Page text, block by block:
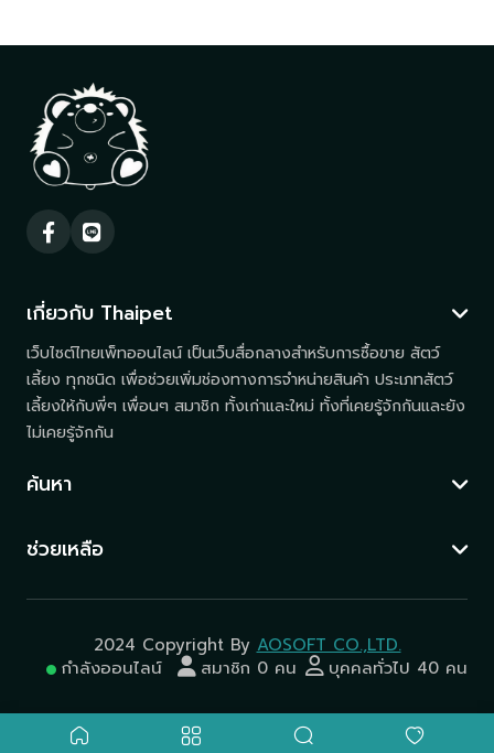
เกี่ยวกับ Thaipet
เว็บไซต์ไทยเพ็ทออนไลน์ เป็นเว็บสื่อกลางสำหรับการซื้อขาย สัตว์
เลี้ยง ทุกชนิด เพื่อช่วยเพิ่มช่องทางการจำหน่ายสินค้า ประเภทสัตว์
เลี้ยงให้กับพี่ๆ เพื่อนๆ สมาชิก ทั้งเก่าและใหม่ ทั้งที่เคยรู้จักกันและยัง
ไม่เคยรู้จักกัน
ค้นหา
ช่วยเหลือ
2024 Copyright By AOSOFT CO.,LTD.
กำลังออนไลน์
สมาชิก 0 คน บุคคลทั่วไป 40 คน